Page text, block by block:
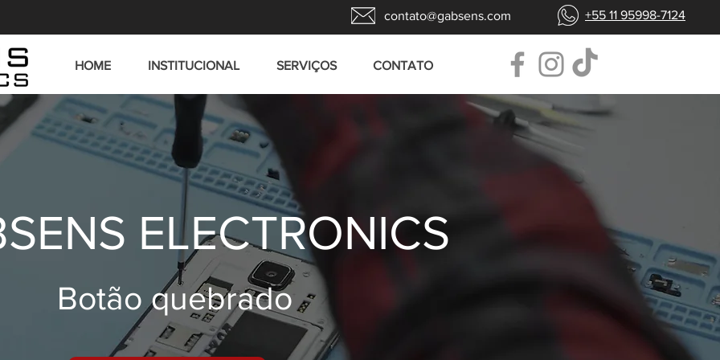
contato@gabsens.com +55 11 95998-7124
HOME INSTITUCIONAL SERVIÇOS CONTATO
ELECTRONICS
Botão quebrado